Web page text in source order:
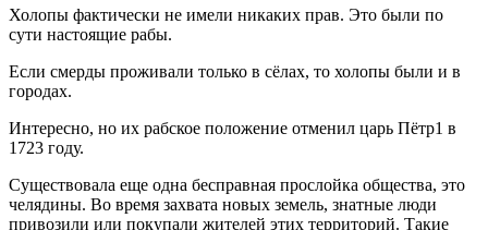
Холопы фактически не имели никаких прав. Это были по
сути настоящие рабы.
Если смерды проживали только в сёлах, то холопы были и в
городах.
Интересно, но их рабское положение отменил царь Пётр1 в
1723 году.
Существовала еще одна бесправная прослойка общества, это
челядины. Во время захвата новых земель, знатные люди
привозили или покупали жителей этих территорий. Такие